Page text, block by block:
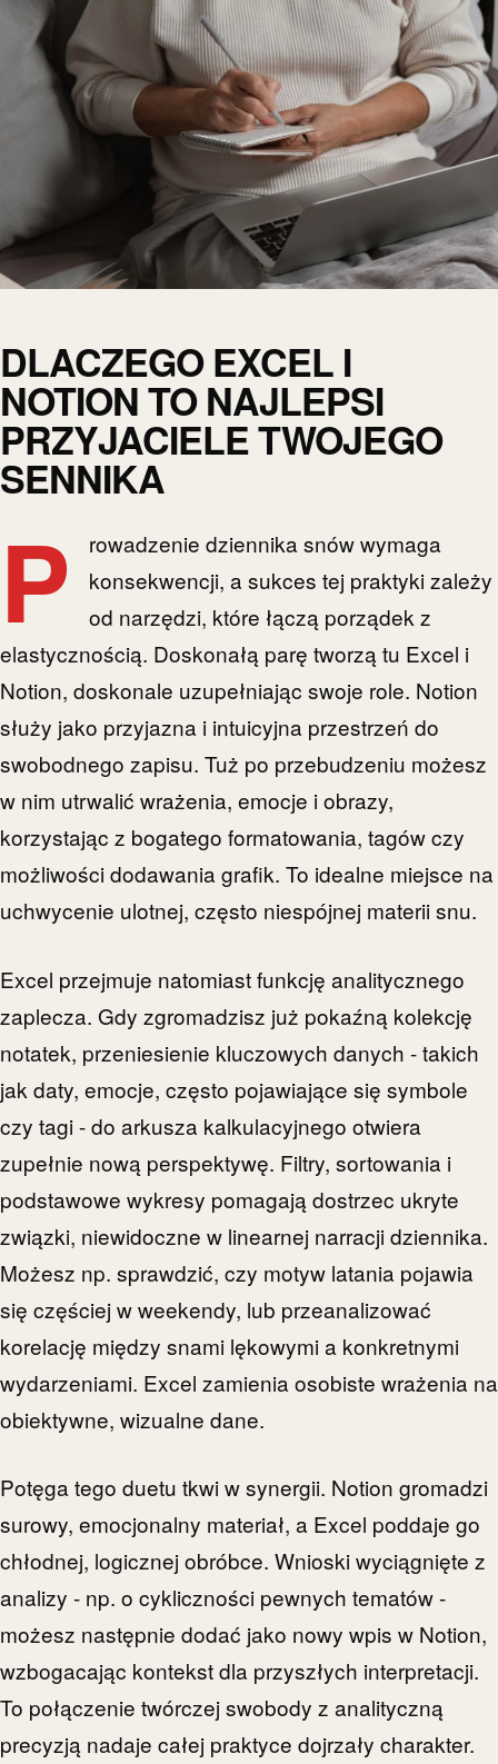
DLACZEGO EXCEL I
NOTION TO NAJLEPSI
PRZYJACIELE TWOJEGO
SENNIKA
P
rowadzenie dziennika snów wymaga
konsekwencji, a sukces tej praktyki zależy
od narzędzi, które łączą porządek z
elastycznością. Doskonałą parę tworzą tu Excel i
Notion, doskonale uzupełniając swoje role. Notion
służy jako przyjazna i intuicyjna przestrzeń do
swobodnego zapisu. Tuż po przebudzeniu możesz
w nim utrwalić wrażenia, emocje i obrazy,
korzystając z bogatego formatowania, tagów czy
możliwości dodawania grafik. To idealne miejsce na
uchwycenie ulotnej, często niespójnej materii snu.
Excel przejmuje natomiast funkcję analitycznego
zaplecza. Gdy zgromadzisz już pokaźną kolekcję
notatek, przeniesienie kluczowych danych - takich
jak daty, emocje, często pojawiające się symbole
czy tagi - do arkusza kalkulacyjnego otwiera
zupełnie nową perspektywę. Filtry, sortowania i
podstawowe wykresy pomagają dostrzec ukryte
związki, niewidoczne w linearnej narracji dziennika.
Możesz np. sprawdzić, czy motyw latania pojawia
się częściej w weekendy, lub przeanalizować
korelację między snami lękowymi a konkretnymi
wydarzeniami. Excel zamienia osobiste wrażenia na
obiektywne, wizualne dane.
Potęga tego duetu tkwi w synergii. Notion gromadzi
surowy, emocjonalny materiał, a Excel poddaje go
chłodnej, logicznej obróbce. Wnioski wyciągnięte z
analizy - np. o cykliczności pewnych tematów -
możesz następnie dodać jako nowy wpis w Notion,
wzbogacając kontekst dla przyszłych interpretacji.
To połączenie twórczej swobody z analityczną
precyzją nadaje całej praktyce dojrzały charakter.